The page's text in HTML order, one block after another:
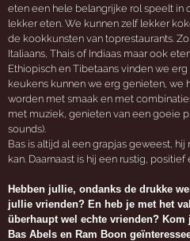
eten een hele belangrijke rol speelt in
lekker eten. We kunnen zelf lekker
de kookkunsten van toprestaurants.
Italiaans, Thais of Indiaas maar ook
Ethiopisch en Tibetaans vinden we
keukens kunnen we erg genieten, we
worden met smaak en met
met muziek, genieten van een goeie
sounds).
Bas is altijd al een grapjas geweest, hij
kan. Daarnaast is hij een rustig, positief
Hebben jullie, ondanks de drukke
jullie vrienden? En heb je met het
überhaupt wel echte vrienden?
Bas Abels en Ram Boon